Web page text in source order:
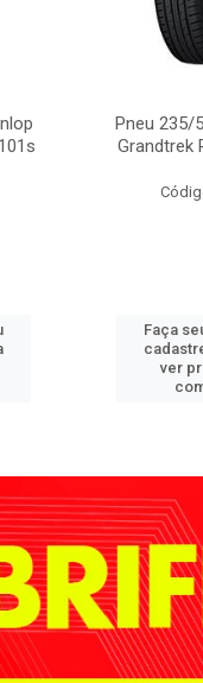
Pneu 235/
Grandtrek
Faça
ver